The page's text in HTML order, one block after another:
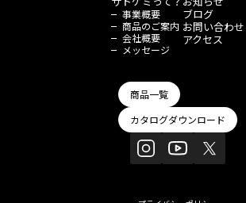
事業概要
商品のご案内
会社概要
メッセージ
ブログ
お問い合わせ
アクセス
商品一覧
カタログダウンロード